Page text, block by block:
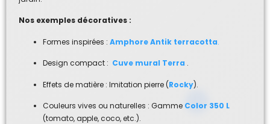
Nos exemples décoratives :
Formes inspirées : Amphore Antik terracotta.
Design compact : Cuve mural Terra .
Effets de matière : Imitation pierre (Rocky).
Couleurs vives ou naturelles : Gamme Color 350 L
(tomato, apple, coco, etc.).